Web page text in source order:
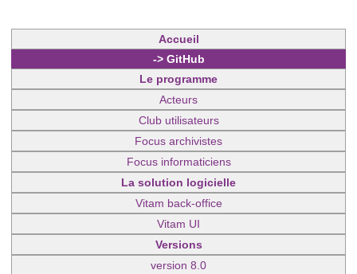
Accueil
-> GitHub
Le programme
Acteurs
Club utilisateurs
Focus archivistes
Focus informaticiens
La solution logicielle
Vitam back-office
Vitam UI
Versions
version 8.0